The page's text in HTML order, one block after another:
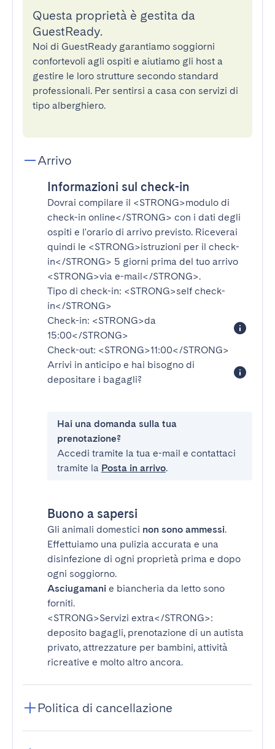
Questa proprietà è gestita da
GuestReady.
Noi di GuestReady garantiamo soggiorni
confortevoli agli ospiti e aiutiamo gli host a
gestire le loro strutture secondo standard
professionali. Per sentirsi a casa con servizi di
tipo alberghiero.
Arrivo
Informazioni sul check-in
Dovrai compilare il <STRONG>modulo di
check-in online</STRONG> con i dati degli
ospiti e l'orario di arrivo previsto. Riceverai
quindi le <STRONG>istruzioni per il check-
in</STRONG> 5 giorni prima del tuo arrivo
<STRONG>via e-mail</STRONG>.
Tipo di check-in: <STRONG>self check-
in</STRONG>
Check-in: <STRONG>da
15:00</STRONG>
Check-out: <STRONG>11:00</STRONG>
Arrivi in anticipo e hai bisogno di
depositare i bagagli?
Hai una domanda sulla tua
prenotazione?
Accedi tramite la tua e-mail e contattaci
tramite la Posta in arrivo.
Buono a sapersi
Gli animali domestici non sono ammessi.
Effettuiamo una pulizia accurata e una
disinfezione di ogni proprietà prima e dopo
ogni soggiorno.
Asciugamani e biancheria da letto sono
forniti.
<STRONG>Servizi extra</STRONG>:
deposito bagagli, prenotazione di un autista
privato, attrezzature per bambini, attività
ricreative e molto altro ancora.
Politica di cancellazione